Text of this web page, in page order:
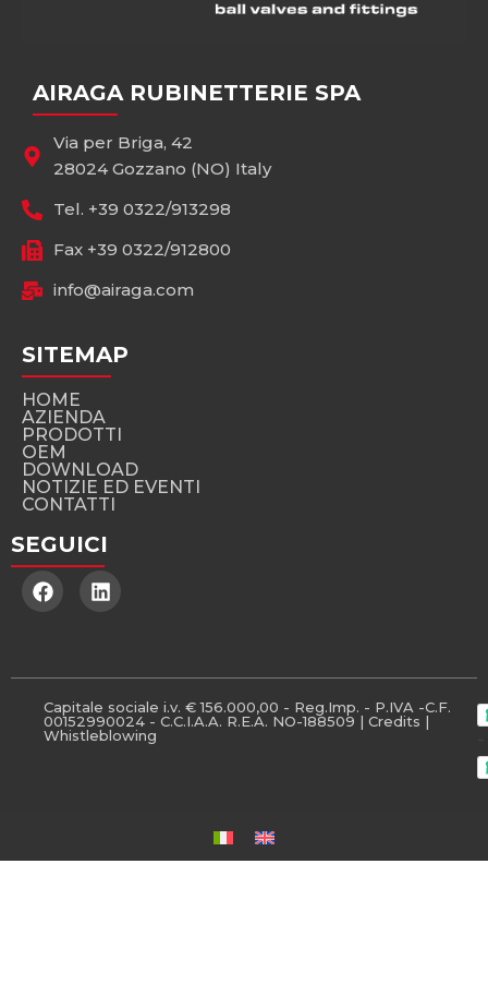
AIRAGA RUBINETTERIE SPA
Via per Briga, 42
28024 Gozzano (NO) Italy
Tel. +39 0322/913298
Fax +39 0322/912800
info@airaga.com
SITEMAP
HOME
AZIENDA
PRODOTTI
OEM
DOWNLOAD
NOTIZIE ED EVENTI
CONTATTI
SEGUICI
Capitale sociale i.v. € 156.000,00 - Reg.Imp. - P.IVA -C.F.
00152990024 - C.C.I.A.A. R.E.A. NO-188509 | Credits |
Whistleblowing